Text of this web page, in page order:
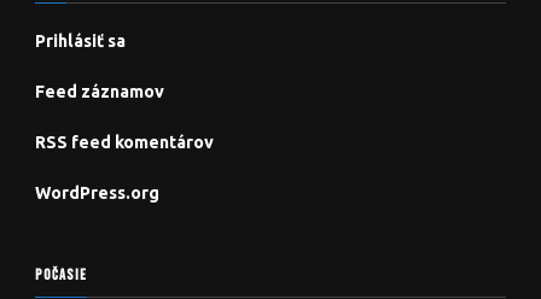
Prihlásiť sa
Feed záznamov
RSS feed komentárov
WordPress.org
POČASIE